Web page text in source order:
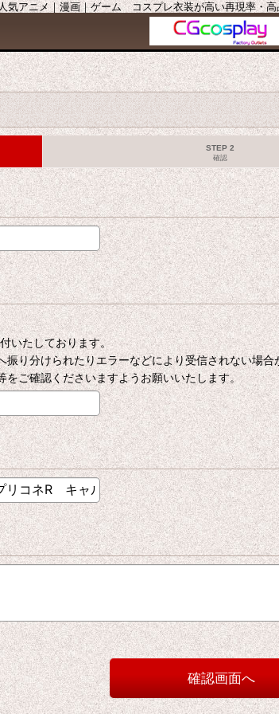
気アニメ｜漫画｜ゲーム コスプレ衣装が高い再現率・
STEP 2
確認
いたしております。
り分けられたりエラーなどにより受信されない場合
ご確認くださいますようお願いいたします。
確認画面へ